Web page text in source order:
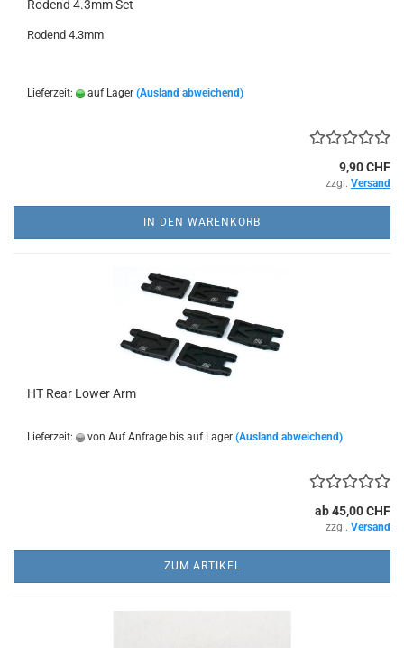
Rodend 4.3mm Set
Rodend 4.3mm
Lieferzeit: auf Lager (Ausland abweichend)
9,90 CHF
zzgl. Versand
IN DEN WARENKORB
HT Rear Lower Arm
Lieferzeit: von Auf Anfrage bis auf Lager (Ausland abweichend)
ab 45,00 CHF
zzgl. Versand
ZUM ARTIKEL